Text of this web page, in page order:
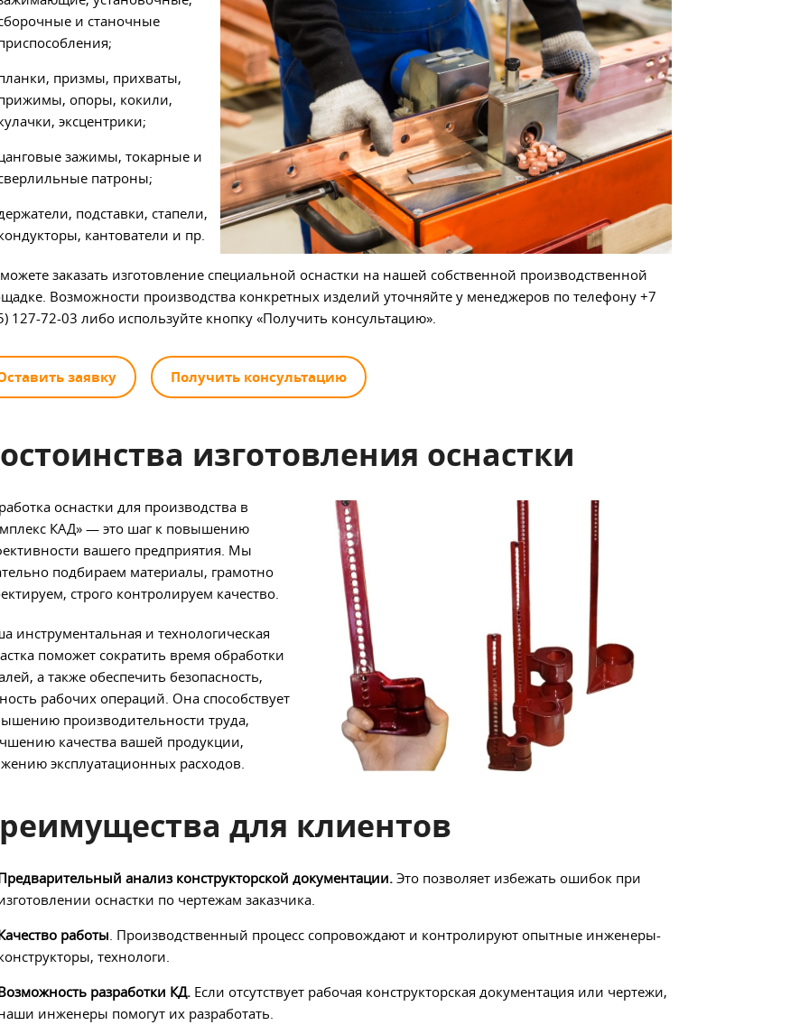
и станочные
призмы, прихваты,
опоры, кокили,
эксцентрики;
зажимы, токарные и
патроны;
подставки, стапели,
кантователи и пр.
заказать изготовление специальной оснастки на нашей собственной производственной
Возможности производства конкретных изделий уточняйте у менеджеров по телефону +7
127-72-03 либо используйте кнопку «Получить консультацию».
заявку Получить консультацию
изготовления оснастки
оснастки для производства в
КАД» — это шаг к повышению
вашего предприятия. Мы
подбираем материалы, грамотно
строго контролируем качество.
инструментальная и технологическая
поможет сократить время обработки
а также обеспечить безопасность,
рабочих операций. Она способствует
производительности труда,
качества вашей продукции,
эксплуатационных расходов.
для клиентов
анализ конструкторской документации.Это позволяет избежать ошибок при
оснастки по чертежам заказчика.
работы. Производственный процесс сопровождают и контролируют опытные инженеры-
технологи.
разработки КД. Если отсутствует рабочая конструкторская документация или чертежи,
инженеры помогут их разработать.